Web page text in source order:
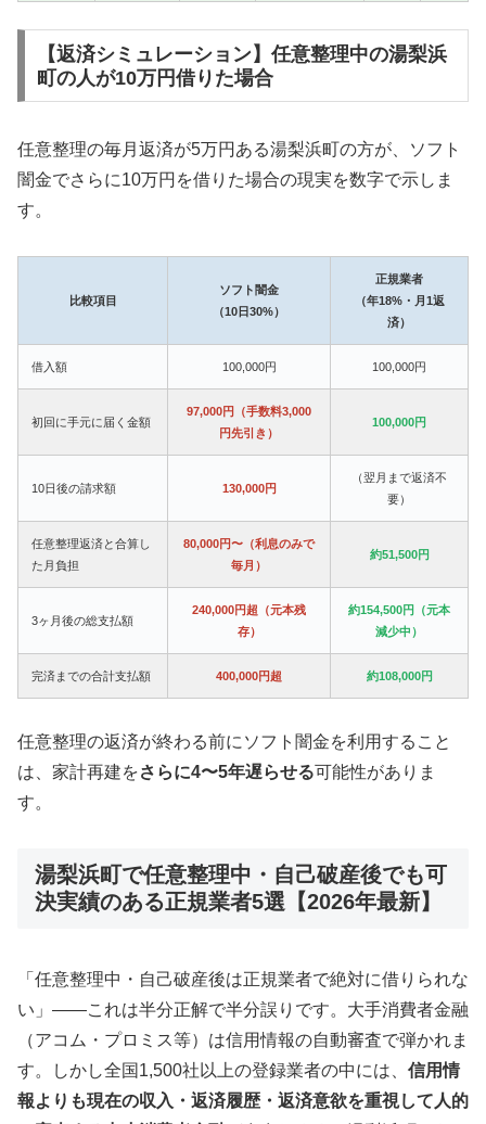
【返済シミュレーション】任意整理中の湯梨浜
町の人が10万円借りた場合
任意整理の毎月返済が5万円ある湯梨浜町の方が、ソフト
闇金でさらに10万円を借りた場合の現実を数字で示しま
す。
比較項目
ソフト闇金
（10日30%）
正規業者
（年18%・月1返
済）
借入額 100,000円 100,000円
初回に手元に届く金額
97,000円（手数料3,000
円先引き）
100,000円
10日後の請求額 130,000円
（翌月まで返済不
要）
任意整理返済と合算し
た月負担
80,000円〜（利息のみで
毎月）
約51,500円
3ヶ月後の総支払額
240,000円超（元本残
存）
約154,500円（元本
減少中）
完済までの合計支払額 400,000円超 約108,000円
任意整理の返済が終わる前にソフト闇金を利用すること
は、家計再建をさらに4〜5年遅らせる可能性がありま
す。
湯梨浜町で任意整理中・自己破産後でも可
決実績のある正規業者5選【2026年最新】
「任意整理中・自己破産後は正規業者で絶対に借りられな
い」——これは半分正解で半分誤りです。大手消費者金融
（アコム・プロミス等）は信用情報の自動審査で弾かれま
す。しかし全国1,500社以上の登録業者の中には、 信用情
報よりも現在の収入・返済履歴・返済意欲を重視して人的